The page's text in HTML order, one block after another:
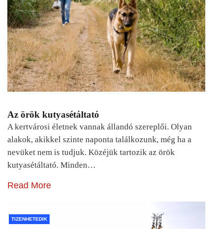
Az örök kutyasétáltató
A kertvárosi életnek vannak állandó szereplői. Olyan
alakok, akikkel szinte naponta találkozunk, még ha a
nevüket nem is tudjuk. Közéjük tartozik az örök
kutyasétáltató. Minden…
Read More
TIZENHETEDIK